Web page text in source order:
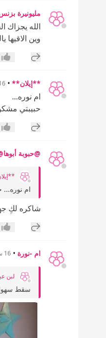
مليونيرة
الله يجزاك
وين الاقيها
إضافة رد
**إيلان** •
16
ام نوره...
حبيبتي
إضافة رد
@حبوبة
ام نوره...
شاكره لكِ
إضافة رد
ام -نورة • 16 سنة
لبن
سقط سهوا